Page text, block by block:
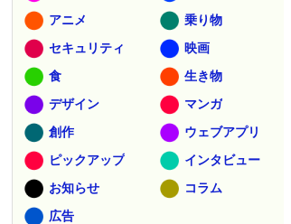
アニメ
乗り物
セキュリティ
映画
食
生き物
デザイン
マンガ
創作
ウェブアプリ
ピックアップ
インタビュー
お知らせ
コラム
広告